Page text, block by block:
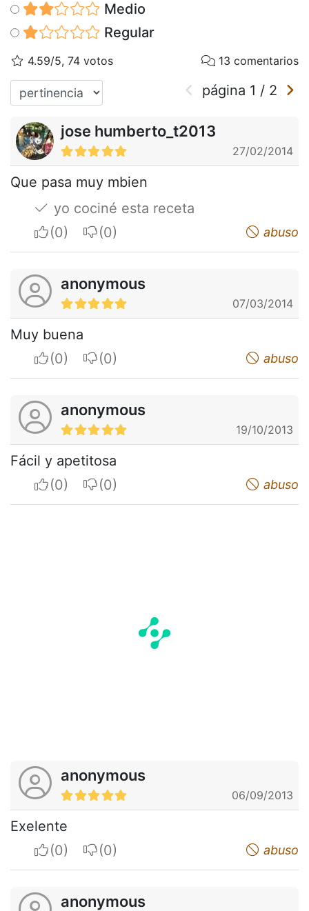
Medio
Regular
4.59/5, 74 votos 13 comentarios
página 1 / 2
jose humberto_t2013
27/02/2014
Que pasa muy mbien
yo cociné esta receta
I apreciateI do not appreciate abuso
anonymous
07/03/2014
Muy buena
I apreciateI do not appreciate abuso
anonymous
19/10/2013
Fácil y apetitosa
I apreciateI do not appreciate abuso
anonymous
06/09/2013
Exelente
I apreciateI do not appreciate abuso
anonymous